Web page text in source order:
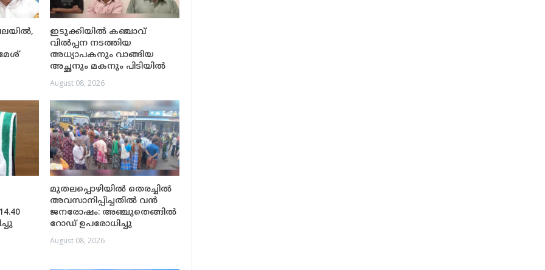
ഇടുക്കിയിൽ കഞ്ചാവ്
വിൽപ്പന നടത്തിയ
അധ്യാപകനും വാങ്ങിയ
അച്ഛനും മകനും പിടിയിൽ
August 08, 2026
മുതലപ്പൊഴിയിൽ തെരച്ചിൽ
അവസാനിപ്പിച്ചതിൽ വൻ
ജനരോഷം: അഞ്ചുതെങ്ങിൽ
റോഡ് ഉപരോധിച്ചു
August 08, 2026